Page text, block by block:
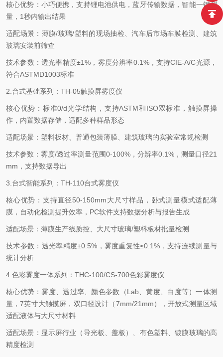
核心优势：小巧便携，支持锂电池供电，蓝牙传输数据，智能一键测
量， 1秒内输出结果
适配场景：薄膜/玻璃/塑料的现场抽检、汽车后市场车膜检测、建筑
玻璃安装前筛查
技术参数：透光率精度±1% ，雾度分辨率0.1%，支持CIE-A/C光源，
符合ASTMD1003标准
2. 台式基础系列： TH-05触摸屏雾度仪
核心优势：标准0/d光学结构，支持ASTM和ISO双标准，触摸屏操
作，内置数据存储，适配多种样品形态
适配场景：塑料板材、普通包装薄膜、建筑玻璃的实验室常规检测
技术参数：雾度/透过率测量范围0-100%，分辨率0.1%，测量口径21
mm ，支持数据导出
3. 台式智能系列： TH-110台式雾度仪
核心优势：支持直径50-150mm大尺寸样品，卧式测量模式适配薄
膜，自动化检测提升效率， PC软件支持数据分析与报告生成
适配场景：薄膜生产线质控、大尺寸玻璃/塑料板材批量检测
技术参数：透光率精度±0.5% ，雾度重复性≤0.1% ，支持连续测量与
统计分析
4. 色彩雾度一体系列： THC-100/CS-700色彩雾度仪
核心优势：雾度、透过率、颜色参数（Lab、黄度、白度等）一体测
量，7英寸大触摸屏，双口径设计（7mm/21mm），开放式测量区域
适配液体与大尺寸材料
适配场景：显示屏行业（导光板、盖板）、有色塑料、镀膜玻璃的高
精度检测